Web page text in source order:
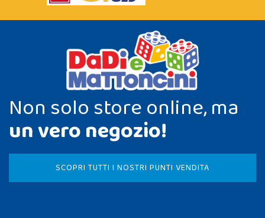
Non solo store online, ma
un vero negozio!
SCOPRI TUTTI I NOSTRI PUNTI VENDITA